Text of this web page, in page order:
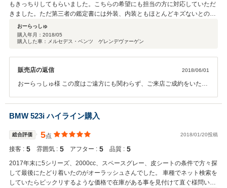
もきっちりしてもらいました。こちらの希望にも担当の方に対応していただ
きました。ただ第三者の鑑定書には外装、内装ともほとんどキズないとの事
ですが納車後に確認するとルーフ部分に10センチくらいの傷（見えない部
分）あと後部座席の後側のカバーの破損がありました。そこだけ残念でし
た。隠さず明記して納得して購入したかったですね、あとは満足していま
おーらっしゅ
購入年月： 2018/05
購入した車：メルセデス・ベンツ ゲレンデヴァーゲン
販売店の返信 2018/06/01
おーらっしゅ様 この度はご遠方にも関わらず、ご来店ご成約をいただ
関並びに、当店も確認が出来ておらず、大変申し訳御座いません。 後
側のカバーの破損につきましては確認させていただきたいと思ってお
りますので、ご足労ではございますが、姉妹店へご入庫いただき、ご
確認させていただければと思っております。 改めて別手段にてご連絡
させていただきたいと思います。 今後のメンテナンスご入庫につきま
しても姉妹店にてご対応させていただきたいと思いますので、宜しく
お願い致します。
BMW 523i ハイライン購入
総合評価 5点 2018/01/20投稿
接客 : 5 雰囲気 : 5 アフター : 5 品質 : 5
2017年末に5シリーズ、2000cc、スペースグレー、皮シートの条件で方々探
して最後にたどり着いたのがオーラッシュさんでした。 車種でネット検索を
していたらビックリするような価格で在庫がある事を見付けて直ぐ様問い合